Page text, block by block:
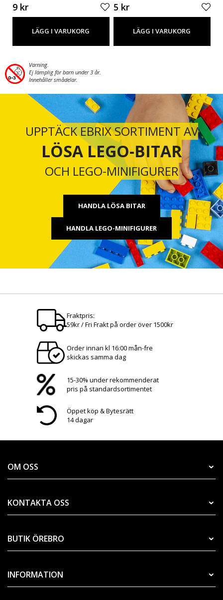
9 kr
LÄGG I VARUKORG
5 kr
LÄGG I VARUKORG
Varning.
Ej lämplig för barn under 3 år.
Innehåller smådelar.
UPPTÄCK EBRIX SORTIMENT AV
LÖSA LEGO-BITAR
OCH LEGO-MINIFIGURER
HANDLA LÖSA BITAR
HANDLA LEGO-MINIFIGURER
Fraktpris:
59kr / Fri Frakt på order över 1500kr
Order innan kl 16:00 mån-fre
skickas samma dag
15-30% under rekommenderat
pris på standardsortimentet
Öppet köp & Bytesrätt
14 dagar
OM OSS
KONTAKTA OSS
BUTIK ÖREBRO
INFORMATION